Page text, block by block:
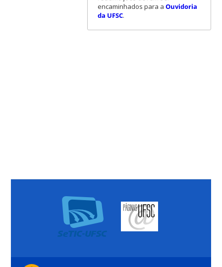
encaminhados para a Ouvidoria
da UFSC.